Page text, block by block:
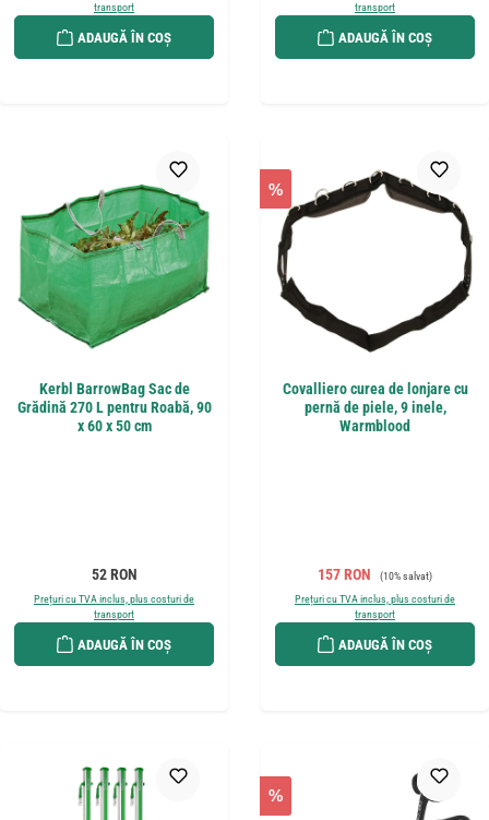
transport
ADAUGĂ ÎN COȘ
transport
ADAUGĂ ÎN COȘ
Kerbl BarrowBag Sac de
Grădină 270 L pentru Roabă, 90
x 60 x 50 cm
Preț obișnuit:
52 RON
Prețuri cu TVA inclus, plus costuri de
transport
ADAUGĂ ÎN COȘ
%
Covalliero curea de lonjare cu
pernă de piele, 9 inele,
Warmblood
Preț de vânzare:
157 RON Preț obișnuit:
(10% salvat)
Prețuri cu TVA inclus, plus costuri de
transport
ADAUGĂ ÎN COȘ
%